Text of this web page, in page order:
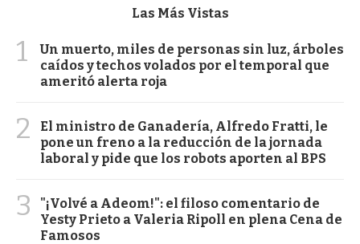
Las Más Vistas
1
Un muerto, miles de personas sin luz, árboles
caídos y techos volados por el temporal que
ameritó alerta roja
2
El ministro de Ganadería, Alfredo Fratti, le
pone un freno a la reducción de la jornada
laboral y pide que los robots aporten al BPS
3
"¡Volvé a Adeom!": el filoso comentario de
Yesty Prieto a Valeria Ripoll en plena Cena de
Famosos